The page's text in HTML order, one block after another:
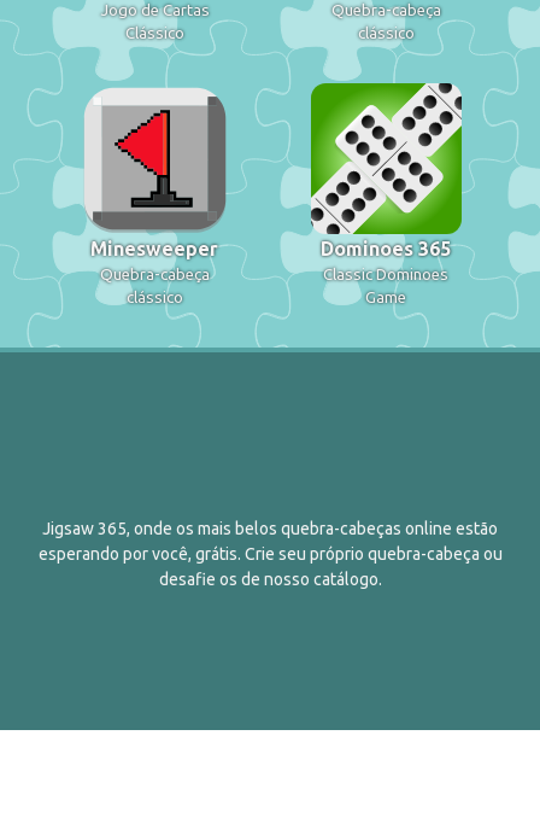
Jogo de Cartas
Clássico
Quebra-cabeça
clássico
Minesweeper
Quebra-cabeça
clássico
Dominoes 365
Classic Dominoes
Game
Jigsaw 365, onde os mais belos quebra-cabeças online estão
esperando por você, grátis. Crie seu próprio quebra-cabeça ou
desafie os de nosso catálogo.